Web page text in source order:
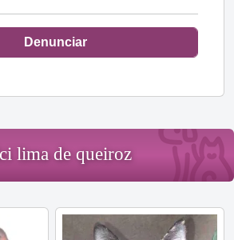
Denunciar
lima de queiroz